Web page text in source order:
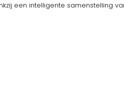
een intelligente samenstelling